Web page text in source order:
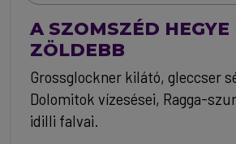
A SZOMSZÉD
ZÖLDEBB
Grossglockner kilátó, gleccser
Dolomitok vízesései, Ragga-
idilli falvai.